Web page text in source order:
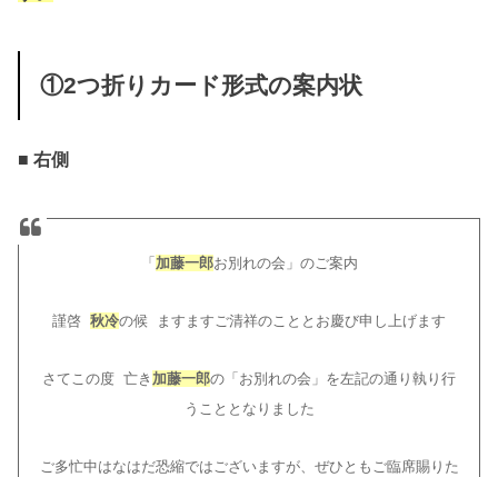
①2つ折りカード形式の案内状
■ 右側
「 加藤一郎お別れの会」のご案内
謹啓 秋冷の候 ますますご清祥のこととお慶び申し上げます
さてこの度 亡き 加藤一郎の「お別れの会」を左記の通り執り行
うこととなりました
ご多忙中はなはだ恐縮ではございますが、ぜひともご臨席賜りた